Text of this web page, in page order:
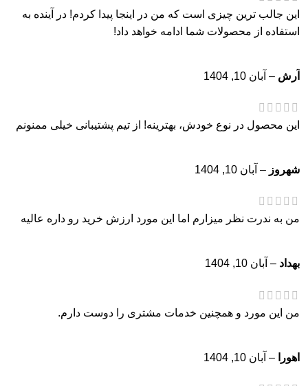
این جالب ترین چیزی است که من در اینجا پیدا کردم! در آینده به
استفاده از محصولات شما ادامه خواهد داد!
آرش – آبان 10, 1404
این محصول در نوع خودش، بهترینه! از تیم پشتیبانی خیلی ممنونم
شهروز – آبان 10, 1404
من به ندرت نظر میزارم اما این مورد ارزش خرید رو داره عالیه
بهداد – آبان 10, 1404
من این مورد و همچنین خدمات مشتری را دوست دارم.
اهورا – آبان 10, 1404